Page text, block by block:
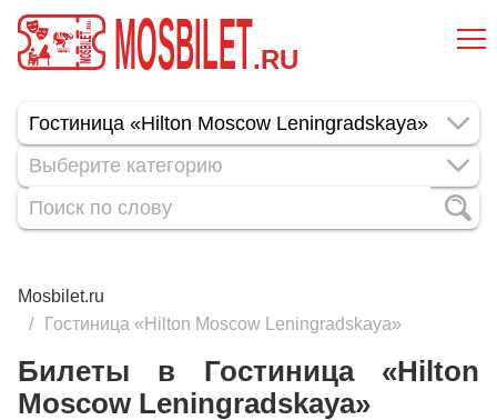
MOSBILET.RU
Выберите категорию
Mosbilet.ru
Гостиница «Hilton Moscow Leningradskaya»
Билеты в Гостиница «Hilton
Moscow Leningradskaya»